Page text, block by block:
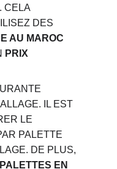
CELA
DES
AU MAROC
PRIX
IL EST
LE
PALETTE
DE PLUS,
EN